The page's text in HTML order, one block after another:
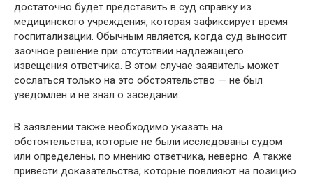
достаточно будет представить в суд справку из
медицинского учреждения, которая зафиксирует время
госпитализации. Обычным является, когда суд выносит
заочное решение при отсутствии надлежащего
извещения ответчика. В этом случае заявитель может
сослаться только на это обстоятельство — не был
уведомлен и не знал о заседании.
В заявлении также необходимо указать на
обстоятельства, которые не были исследованы судом
или определены, по мнению ответчика, неверно. А также
привести доказательства, которые повлияют на позицию